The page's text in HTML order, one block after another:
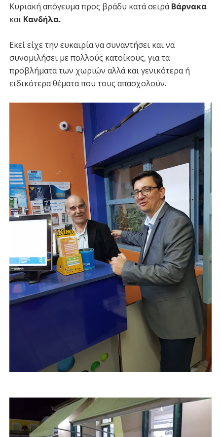
Κυριακή απόγευμα προς βράδυ κατά σειράΒάρνακα
και Κανδήλα.
Εκεί είχε την ευκαιρία να συναντήσει και να
συνομιλήσει με πολλούς κατοίκους, για τα
προβλήματα των χωριών αλλά και γενικότερα ή
ειδικότερα θέματα που τους απασχολούν.